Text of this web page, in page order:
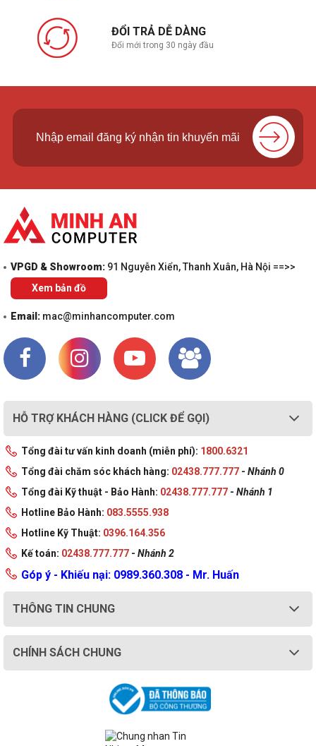
ĐỔI TRẢ DỄ DÀNG
Đổi mới trong 30 ngày đầu
VPGD & Showroom: 91 Nguyễn Xiển, Thanh Xuân, Hà Nội ==>>
Xem bản đồ
Email: mac@minhancomputer.com
HỖ TRỢ KHÁCH HÀNG (CLICK ĐỂ GỌI)
Tổng đài tư vấn kinh doanh (miễn phí): 1800.6321
Tổng đài chăm sóc khách hàng: 02438.777.777 - Nhánh 0
Tổng đài Kỹ thuật - Bảo Hành: 02438.777.777 - Nhánh 1
Hotline Bảo Hành: 083.5555.938
Hotline Kỹ Thuật: 0396.164.356
Kế toán: 02438.777.777 - Nhánh 2
Góp ý - Khiếu nại: 0989.360.308 - Mr. Huấn
THÔNG TIN CHUNG
CHÍNH SÁCH CHUNG